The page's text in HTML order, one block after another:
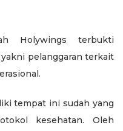
Holywings terbukti
pelanggaran terkait
tempat ini sudah yang
kesehatan. Oleh